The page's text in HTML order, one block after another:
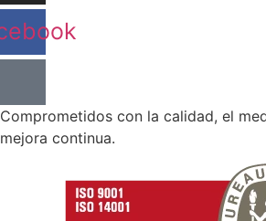
Comprometidos con la calidad, el
mejora continua.